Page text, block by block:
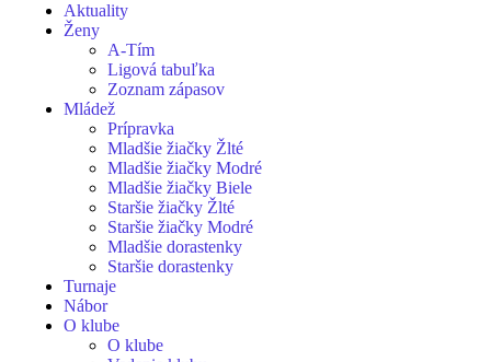
Aktuality
Ženy
A-Tím
Ligová tabuľka
Zoznam zápasov
Mládež
Prípravka
Mladšie žiačky Žlté
Mladšie žiačky Modré
Mladšie žiačky Biele
Staršie žiačky Žlté
Staršie žiačky Modré
Mladšie dorastenky
Staršie dorastenky
Turnaje
Nábor
O klube
O klube